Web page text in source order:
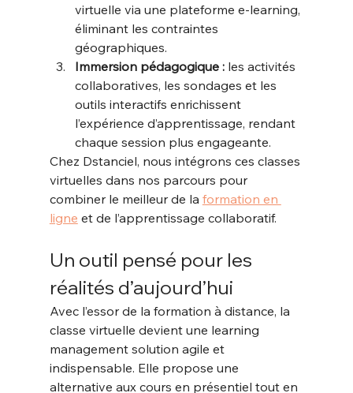
virtuelle via une plateforme e-learning,
éliminant les contraintes
géographiques.
Immersion pédagogique : les activités
collaboratives, les sondages et les
outils interactifs enrichissent
l’expérience d’apprentissage, rendant
chaque session plus engageante.
Chez Dstanciel, nous intégrons ces classes
virtuelles dans nos parcours pour
combiner le meilleur de la formation en
ligne et de l’apprentissage collaboratif.
Un outil pensé pour les
réalités d’aujourd’hui
Avec l’essor de la formation à distance, la
classe virtuelle devient une learning
management solution agile et
indispensable. Elle propose une
alternative aux cours en présentiel tout en